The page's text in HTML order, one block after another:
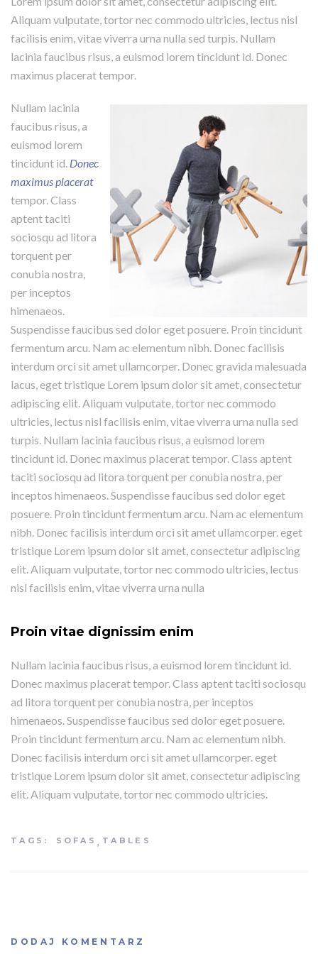
Aliquam vulputate, tortor nec commodo ultricies, lectus nisl
facilisis enim, vitae viverra urna nulla sed turpis. Nullam
lacinia faucibus risus, a euismod lorem tincidunt id. Donec
maximus placerat tempor.
Nullam lacinia
faucibus risus, a
euismod lorem
tincidunt id. Donec
maximus placerat
tempor. Class
aptent taciti
sociosqu ad litora
torquent per
conubia nostra,
per inceptos
himenaeos.
Suspendisse faucibus sed dolor eget posuere. Proin tincidunt
fermentum arcu. Nam ac elementum nibh. Donec facilisis
interdum orci sit amet ullamcorper. Donec gravida malesuada
lacus, eget tristique Lorem ipsum dolor sit amet, consectetur
adipiscing elit. Aliquam vulputate, tortor nec commodo
ultricies, lectus nisl facilisis enim, vitae viverra urna nulla sed
turpis. Nullam lacinia faucibus risus, a euismod lorem
tincidunt id. Donec maximus placerat tempor. Class aptent
taciti sociosqu ad litora torquent per conubia nostra, per
inceptos himenaeos. Suspendisse faucibus sed dolor eget
posuere. Proin tincidunt fermentum arcu. Nam ac elementum
nibh. Donec facilisis interdum orci sit amet ullamcorper. eget
tristique Lorem ipsum dolor sit amet, consectetur adipiscing
elit. Aliquam vulputate, tortor nec commodo ultricies, lectus
nisl facilisis enim, vitae viverra urna nulla
Proin vitae dignissim enim
Nullam lacinia faucibus risus, a euismod lorem tincidunt id.
Donec maximus placerat tempor. Class aptent taciti sociosqu
ad litora torquent per conubia nostra, per inceptos
himenaeos. Suspendisse faucibus sed dolor eget posuere.
Proin tincidunt fermentum arcu. Nam ac elementum nibh.
Donec facilisis interdum orci sit amet ullamcorper. eget
tristique Lorem ipsum dolor sit amet, consectetur adipiscing
elit. Aliquam vulputate, tortor nec commodo ultricies.
TAGS: SOFAS TABLES
DODAJ KOMENTARZ